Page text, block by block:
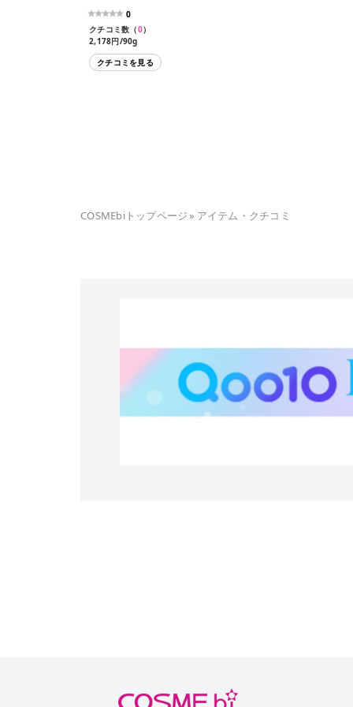
0
クチコミ数（0）
2,178円/90g
クチコミを見る
COSMEbiトップページ» アイテム・クチコミ